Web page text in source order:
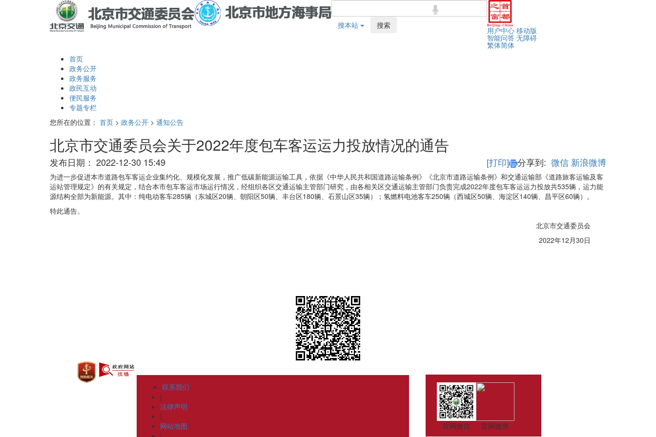
搜本站 搜索
用户中心 移动版
智能问答 无障碍
繁体简体
首页
政务公开
政务服务
政民互动
便民服务
专题专栏
您所在的位置： 首页 > 政务公开 > 通知公告
北京市交通委员会关于2022年度包车客运运力投放情况的通告
发布日期： 2022-12-30 15:49 [打印] 分享到: 微信 新浪微博
为进一步促进本市道路包车客运企业集约化、规模化发展，推广低碳新能源运输工具 ， 依据《中华人民共和国道路运输条例》《北京市道路运输条例》和交通运输部《道路旅客运输及客
运站管理规定》的有关规定，结合本市包车客运市场运行情况，经组织各区交通运输主管部门研究，由各相关区交通运输主管部门负责完成2022年度包车客运运力投放共535辆，运力能
源结构全部为新能源。其中：纯电动客车285辆（东城区20辆、朝阳区50辆、丰台区180辆、石景山区35辆）；氢燃料电池客车250辆（西城区50辆、海淀区140辆、昌平区60辆）。
特此通告。
北京市交通委员会
2022年12月30日
联系我们
|
法律声明
|
网站地图
官网微信 官网微博